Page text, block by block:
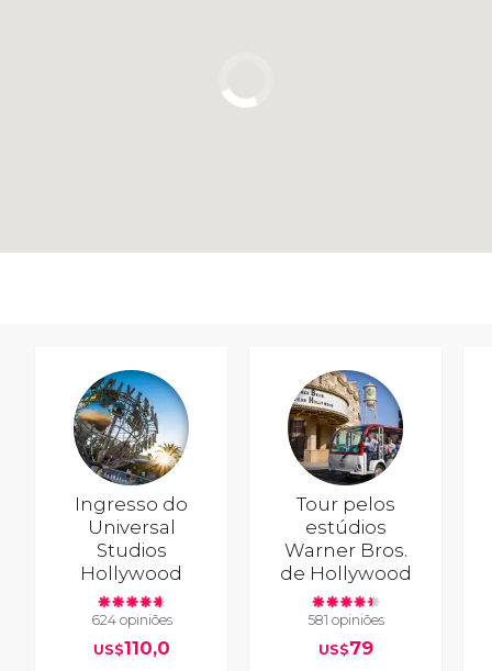
Ingresso do
Universal
Studios
Hollywood
624 opiniões
US$110,0
Tour pelos
estúdios
Warner Bros.
de Hollywood
581 opiniões
US$79